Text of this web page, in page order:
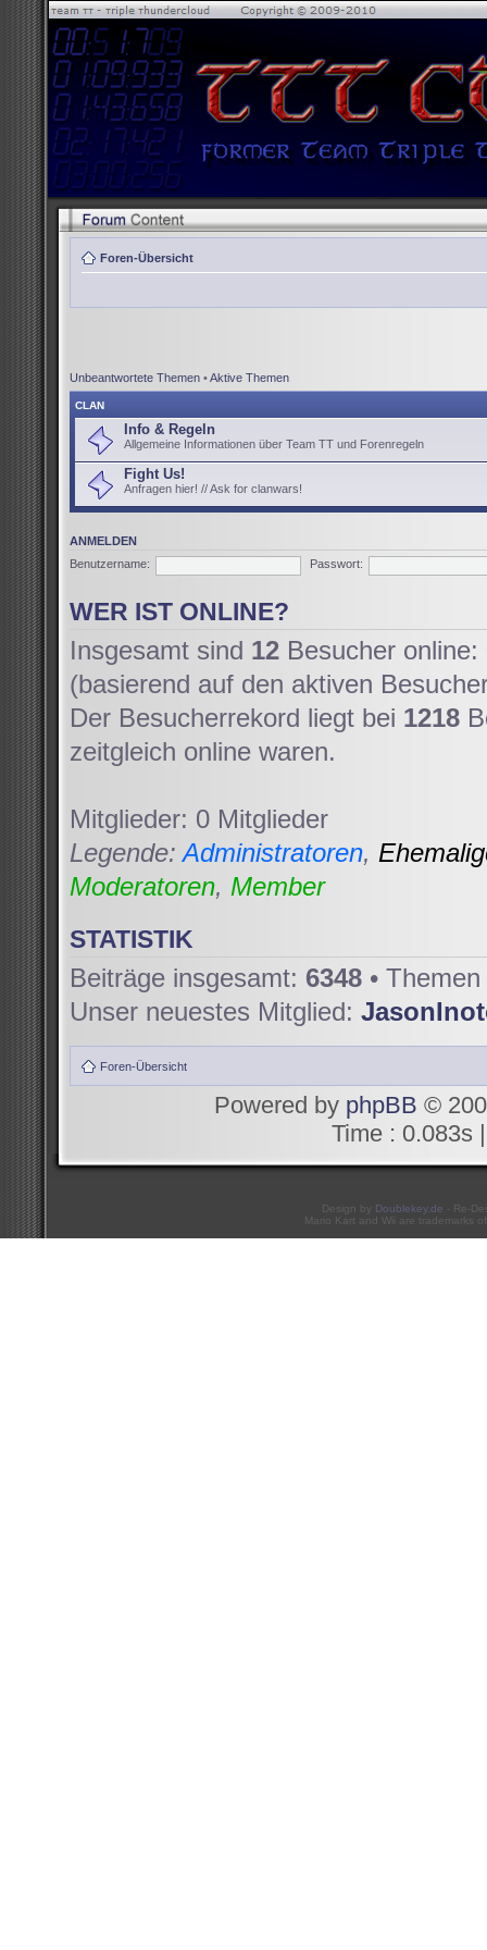
Foren-Übersicht
Unbeantwortete Themen •Aktive Themen
CLAN
Info & Regeln
Allgemeine Informationen über Team TT und Forenregeln
Fight Us!
Anfragen hier! // Ask for clanwars!
ANMELDEN
Benutzername:
Passwort:
WER IST ONLINE?
Insgesamt sind 12 Besucher
(basierend auf den aktiven
Der Besucherrekord liegt bei 1218
zeitgleich online waren.
Mitglieder: 0 Mitglieder
Legende:Administratoren,
Moderatoren, Member
STATISTIK
Beiträge insgesamt: 6348 •
Unser neuestes Mitglied:
Foren-Übersicht
Powered by phpBB ©
Time : 0.083s
Design by Doublekey.de - Re-
Mario Kart and Wii are trademarks